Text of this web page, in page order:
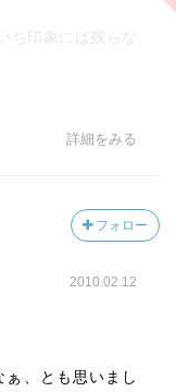
ち印象には残らな
詳細をみる
フォロー
2010.02.12
、とも思いまし